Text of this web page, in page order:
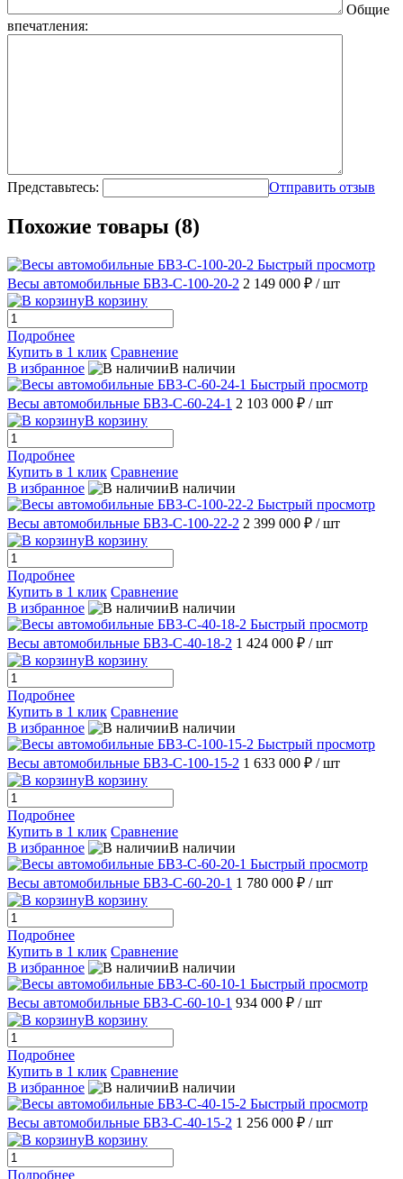
Общие
впечатления:
Представьтесь: Отправить отзыв
Похожие товары (8)
Быстрый просмотр
Весы автомобильные БВ3-С-100-20-2 2 149 000 ₽ / шт
В корзину
Подробнее
Купить в 1 клик Сравнение
В избранное
В наличии
Быстрый просмотр
Весы автомобильные БВ3-С-60-24-1 2 103 000 ₽ / шт
В корзину
Подробнее
Купить в 1 клик Сравнение
В избранное
В наличии
Быстрый просмотр
Весы автомобильные БВ3-С-100-22-2 2 399 000 ₽ / шт
В корзину
Подробнее
Купить в 1 клик Сравнение
В избранное
В наличии
Быстрый просмотр
Весы автомобильные БВ3-С-40-18-2 1 424 000 ₽ / шт
В корзину
Подробнее
Купить в 1 клик Сравнение
В избранное
В наличии
Быстрый просмотр
Весы автомобильные БВ3-С-100-15-2 1 633 000 ₽ / шт
В корзину
Подробнее
Купить в 1 клик Сравнение
В избранное
В наличии
Быстрый просмотр
Весы автомобильные БВ3-С-60-20-1 1 780 000 ₽ / шт
В корзину
Подробнее
Купить в 1 клик Сравнение
В избранное
В наличии
Быстрый просмотр
Весы автомобильные БВ3-С-60-10-1 934 000 ₽ / шт
В корзину
Подробнее
Купить в 1 клик Сравнение
В избранное
В наличии
Быстрый просмотр
Весы автомобильные БВ3-С-40-15-2 1 256 000 ₽ / шт
В корзину
Подробнее